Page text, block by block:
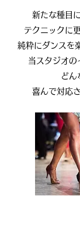
新たな種目
テクニックに
純粋にダンスを
当スタジオの
どん
喜んで対応